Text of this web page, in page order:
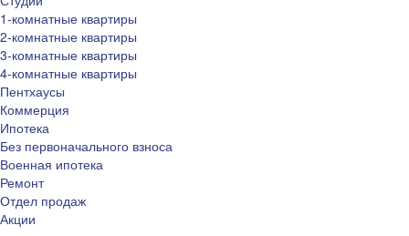
1-комнатные квартиры
2-комнатные квартиры
3-комнатные квартиры
4-комнатные квартиры
Пентхаусы
Коммерция
Ипотека
Без первоначального взноса
Военная ипотека
Ремонт
Отдел продаж
Акции